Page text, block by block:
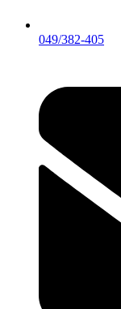
049/382-405